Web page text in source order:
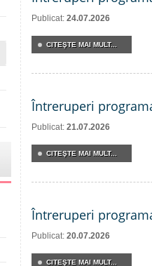
Publicat: 24.07.2026
CITEŞTE MAI MULT...
Întreruperi
Publicat: 21.07.2026
CITEŞTE MAI MULT...
Întreruperi
Publicat: 20.07.2026
CITEŞTE MAI MULT...